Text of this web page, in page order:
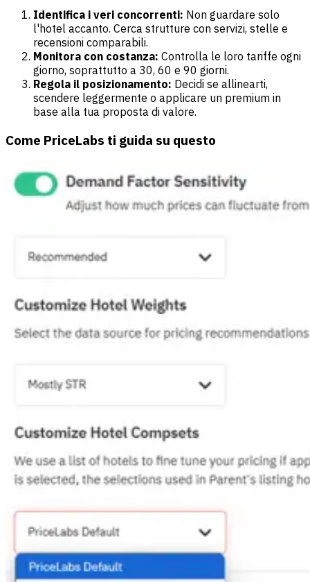
Identifica i veri concorrenti: Non guardare solo
l'hotel accanto. Cerca strutture con servizi, stelle e
recensioni comparabili.
Monitora con costanza: Controlla le loro tariffe ogni
giorno, soprattutto a 30, 60 e 90 giorni.
Regola il posizionamento: Decidi se allinearti,
scendere leggermente o applicare un premium in
base alla tua proposta di valore.
Come PriceLabs ti guida su questo